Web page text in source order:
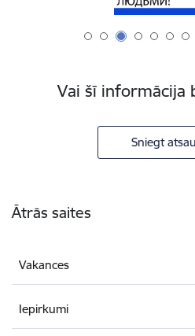
Vai šī informācija
Sniegt
Ātrās saites
Vakances
Iepirkumi